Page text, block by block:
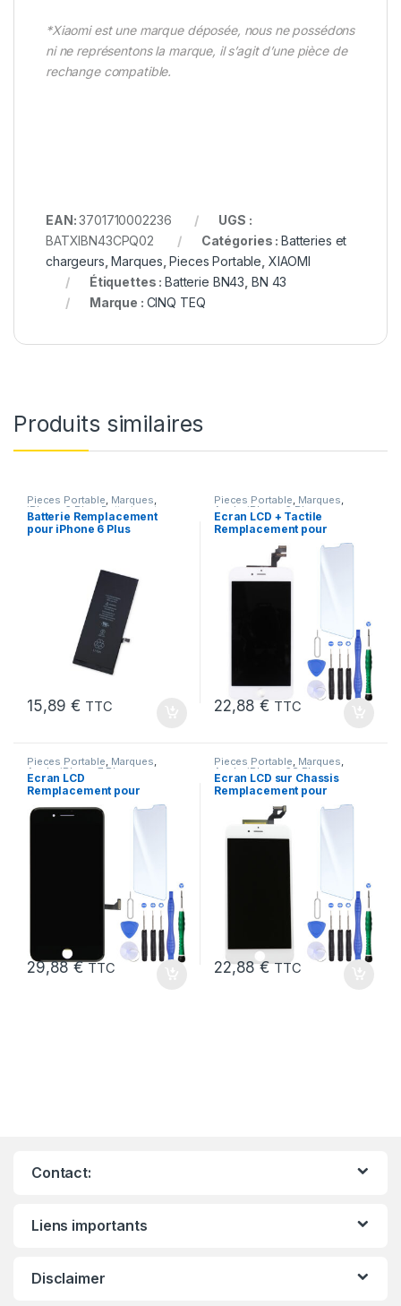
*Xiaomi est une marque déposée, nous ne possédons
ni ne représentons la marque, il s’agit d’une pièce de
rechange compatible.
EAN:3701710002236
UGS :
BATXIBN43CPQ02
Catégories : Batteries et
chargeurs ,Marques ,Pieces Portable XIAOMI
Étiquettes :Batterie BN43 BN 43
Marque : CINQ TEQ
Produits similaires
Pieces Portable, Marques,
iPhone 6 Plus Batteries et
chargeurs,Batteries Apple
Batterie Remplacement
pour iPhone 6 Plus
15,89€ TTC
Pieces Portable, Marques,
Apple iPhone 6 Plus
Ecran LCD + Tactile
Remplacement pour
22,88€ TTC
Pieces Portable, Marques,
Apple iPhone 7 Plus
Ecran LCD
Remplacement pour
+Verre Trempe +Kit
29,88€ TTC
Pieces Portable, Marques,
Apple iPhone 6S Plus
Ecran LCD sur Chassis
Remplacement pour
iPhone 6S Plus Blanc
22,88€ TTC
Contact:
Liens importants
Disclaimer